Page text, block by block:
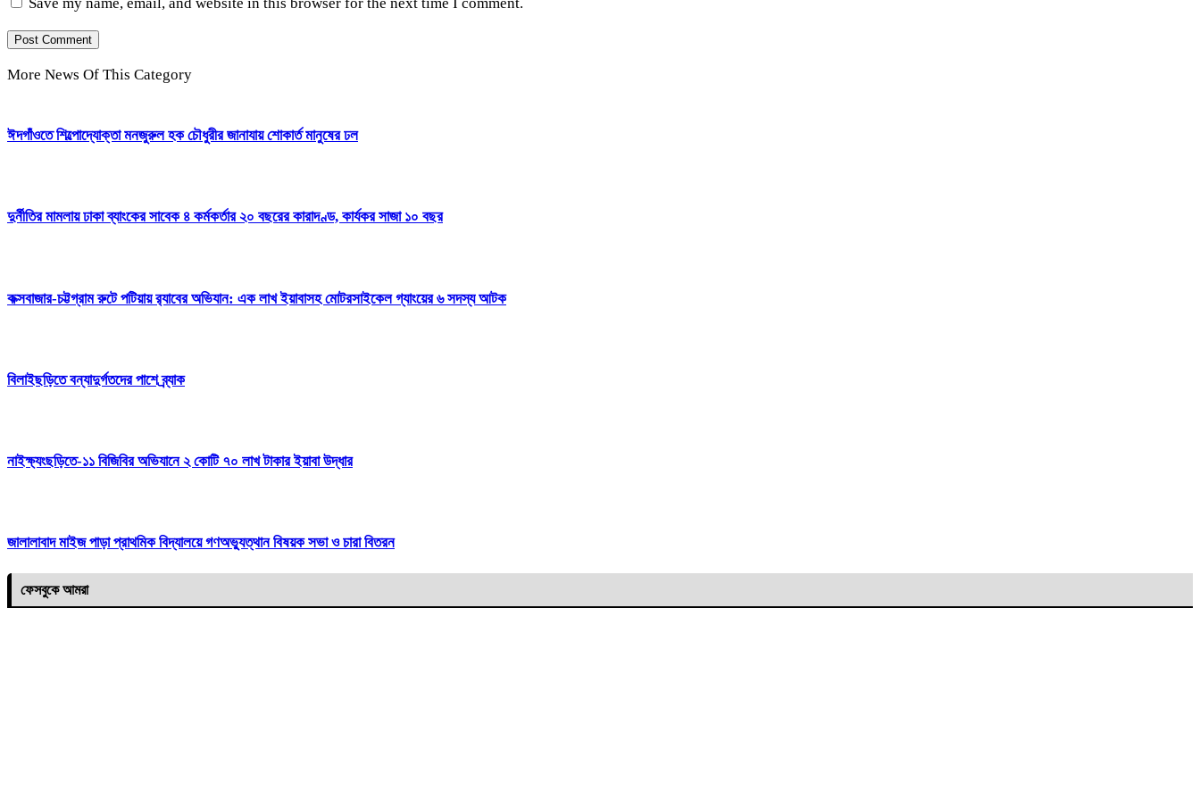
More News Of This Category
ঈদগাঁওতে শিল্পোদ্যোক্তা মনজুরুল হক চৌধুরীর জানাযায় শোকার্ত মানুষের ঢল
দুর্নীতির মামলায় ঢাকা ব্যাংকের সাবেক ৪ কর্মকর্তার ২০ বছরের কারাদণ্ড, কার্যকর সাজা ১০ বছর
কক্সবাজার-চট্টগ্রাম রুটে পটিয়ায় র‍্যাবের অভিযান: এক লাখ ইয়াবাসহ মোটরসাইকেল গ্যাংয়ের ৬ সদস্য আটক
বিলাইছড়িতে বন্যাদুর্গতদের পাশে ব্র্যাক
নাইক্ষ্যংছড়িতে-১১ বিজিবির অভিযানে ২ কোটি ৭০ লাখ টাকার ইয়াবা উদ্ধার
জালালাবাদ মাইজ পাড়া প্রাথমিক বিদ্যালয়ে গণঅভ্যুত্থান বিষয়ক সভা ও চারা বিতরন
ফেসবুকে আমরা